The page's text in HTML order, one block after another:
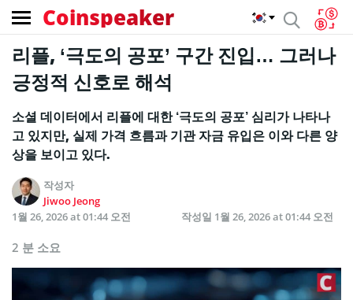
Coinspeaker
리플, ‘극도의 공포’ 구간 진입… 그러나
긍정적 신호로 해석
소셜 데이터에서 리플에 대한 ‘극도의 공포’ 심리가 나타나
고 있지만, 실제 가격 흐름과 기관 자금 유입은 이와 다른 양
상을 보이고 있다.
작성자
Jiwoo Jeong
1월 26, 2026 at 01:44 오전
작성일 1월 26, 2026 at 01:44 오전
2 분 소요